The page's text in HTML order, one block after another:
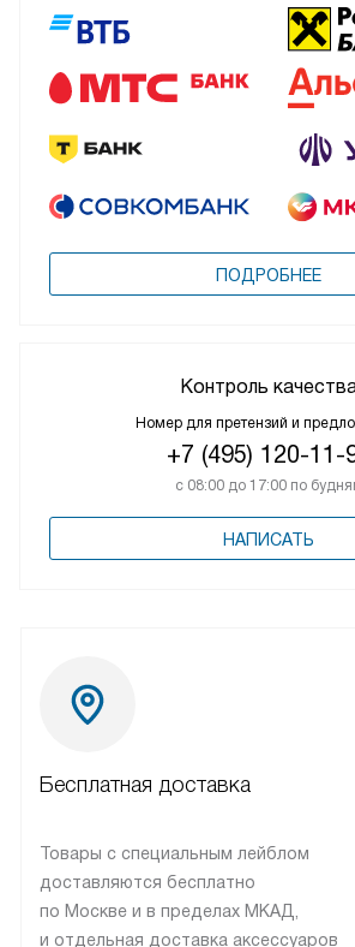
ПОДРОБНЕЕ
Контроль
Номер для претензий и
+7 (495) 120-11-
с 08:00 до 17:00 по
НАПИСАТЬ
Бесплатная доставка
Товары с специальным лейблом
доставляются бесплатно
по Москве и в пределах МКАД,
и отдельная доставка аксессуаров